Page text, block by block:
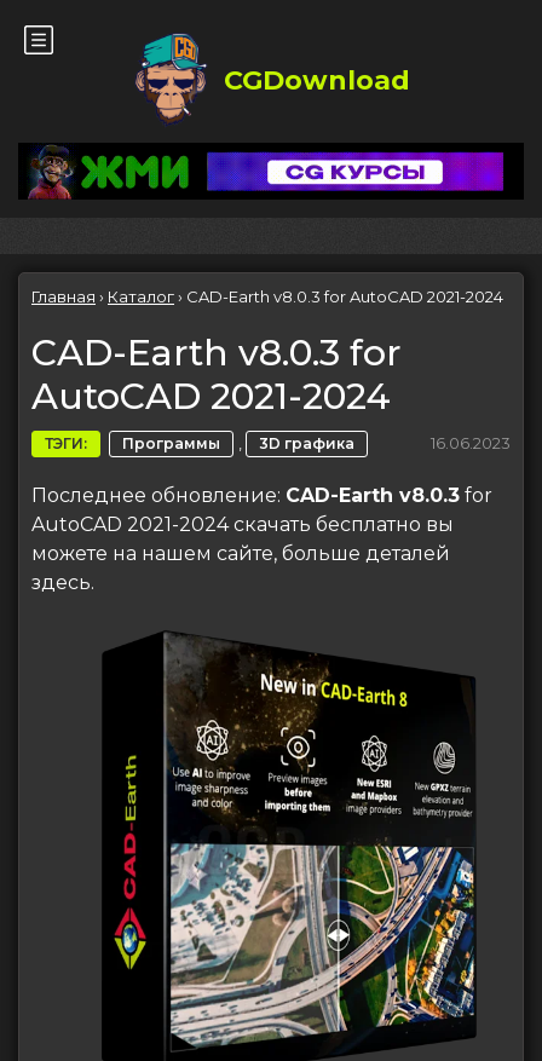
CGDownload
Главная › Каталог› CAD-Earth v8.0.3 for AutoCAD 2021-2024
CAD-Earth v8.0.3 for
AutoCAD 2021-2024
ТЭГИ: Программы , 3D графика 16.06.2023
Последнее обновление: CAD-Earth v8.0.3 for
AutoCAD 2021-2024 скачать бесплатно вы
можете на нашем сайте, больше деталей
здесь.